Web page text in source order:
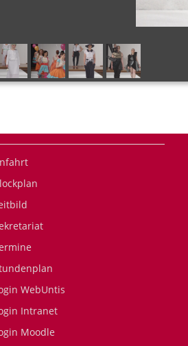
WebUntis
Intranet
Moodle